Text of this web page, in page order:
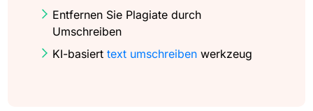
Entfernen Sie Plagiate durch
Umschreiben
KI-basierttext umschreiben werkzeug